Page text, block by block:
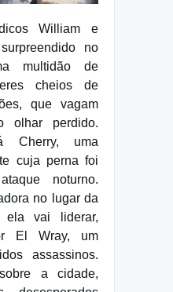
William e
no
multidão de
cheios de
que vagam
olhar perdido.
Cherry, uma
cuja perna foi
noturno.
no lugar da
ela vai liderar,
El Wray, um
assassinos.
a cidade,